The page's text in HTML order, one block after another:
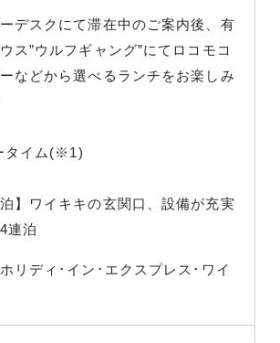
ーデスクにて滞在中のご案内後、有
ス”ウルフギャング”にてロコモコ
などから選べるランチをお楽しみ
タイム(※1)
泊】ワイキキの玄関口、設備が充実
連泊
リディ･イン･エクスプレス･ワイ